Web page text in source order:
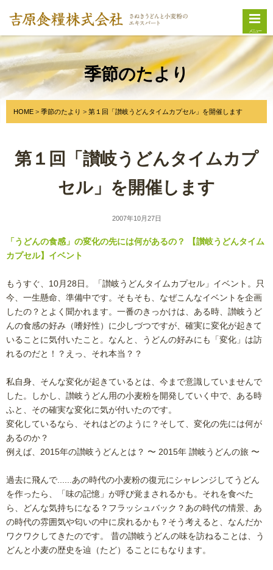
メニュー
季節のたより
HOME 季節のたより 第１回「讃岐うどんタイムカプセル」を開催します
第１回「讃岐うどんタイムカプ
セル」を開催します
2007年10月27日
「うどんの食感」の変化の先には何があるの？ 【讃岐うどんタイム
カプセル】イベント
もうすぐ、10月28日。「讃岐うどんタイムカプセル」イベント。只
今、一生懸命、準備中です。そもそも、なぜこんなイベントを企画
したの？とよく聞かれます。一番のきっかけは、ある時、讃岐うど
んの食感の好み（嗜好性）に少しづつですが、確実に変化が起きて
いることに気付いたこと。なんと、うどんの好みにも「変化」は訪
れるのだと！？えっ、それ本当？？
私自身、そんな変化が起きているとは、今まで意識していませんで
した。しかし、讃岐うどん用の小麦粉を開発していく中で、ある時
ふと、その確実な変化に気が付いたのです。
変化しているなら、それはどのように？そして、変化の先には何が
あるのか？
例えば、2015年の讃岐うどんとは？ 〜 2015年 讃岐うどんの旅 〜
過去に飛んで......あの時代の小麦粉の復元にシャレンジしてうどん
を作ったら、「味の記憶」が呼び覚まされるかも。それを食べた
ら、どんな気持ちになる？フラッシュバック？あの時代の情景、あ
の時代の雰囲気や匂いの中に戻れるかも？そう考えると、なんだか
ワクワクしてきたのです。 昔の讃岐うどんの味を訪ねることは、う
どんと小麦の歴史を辿（たど）ることにもなります。